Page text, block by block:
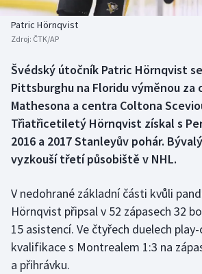
Biatlon
Box
Curling
Dostihy
Florbal
Futsal
Golf
Aplikace ČT sport
Patric Hörnqvist
Zdroj: ČTK/AP
Švédský útočník Patric Hörnqvist
Pittsburghu na Floridu výměnou za
Mathesona a centra Coltona
Třiatřicetiletý Hörnqvist získal s
2016 a 2017 Stanleyův pohár.
vyzkouší třetí působiště v NHL.
V nedohrané základní části kvůli
Hörnqvist připsal v 52 zápasech 32
15 asistencí. Ve čtyřech duelech
kvalifikace s Montrealem 1:3 na
a přihrávku.